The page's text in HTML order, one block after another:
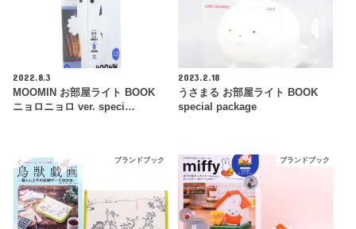
2022.8.3
MOOMIN お部屋ライト BOOK
ニョロニョロ ver. speci…
2023.2.18
うさまる お部屋ライト BOOK
special package
ブランドブック ブランドブック